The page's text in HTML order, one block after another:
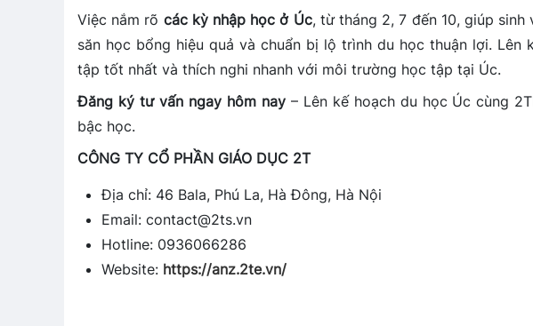
Việc nắm rõ các kỳ nhập học ở Úc, từ tháng 2, 7 đến 10, giúp
săn học bổng hiệu quả và chuẩn bị lộ trình du học thuận lợi.
tập tốt nhất và thích nghi nhanh với môi trường học tập tại Úc.
Đăng ký tư vấn ngay hôm nay– Lên kế hoạch du học Úc cùng
bậc học.
CÔNG TY CỔ PHẦN GIÁO DỤC 2T
Địa chỉ: 46 Bala, Phú La, Hà Đông, Hà Nội
Email: contact@2ts.vn
Hotline: 0936066286
Website: https://anz.2te.vn/